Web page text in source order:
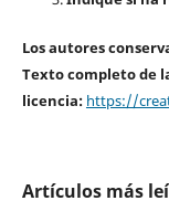
Los autores
Texto completo de
licencia: https://
Artículos más